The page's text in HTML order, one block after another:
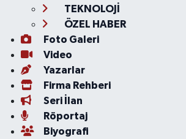
TEKNOLOJİ
ÖZEL HABER
Foto Galeri
Video
Yazarlar
Firma Rehberi
Seri İlan
Röportaj
Biyografi